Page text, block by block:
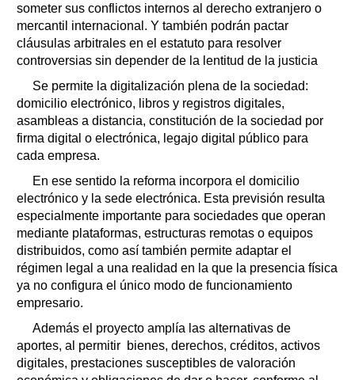
someter sus conflictos internos al derecho extranjero o
mercantil internacional. Y también podrán pactar
cláusulas arbitrales en el estatuto para resolver
controversias sin depender de la lentitud de la justicia
Se permite la digitalización plena de la sociedad:
domicilio electrónico, libros y registros digitales,
asambleas a distancia, constitución de la sociedad por
firma digital o electrónica, legajo digital público para
cada empresa.
En ese sentido la reforma incorpora el domicilio
electrónico y la sede electrónica. Esta previsión resulta
especialmente importante para sociedades que operan
mediante plataformas, estructuras remotas o equipos
distribuidos, como así también permite adaptar el
régimen legal a una realidad en la que la presencia física
ya no configura el único modo de funcionamiento
empresario.
Además el proyecto amplía las alternativas de
aportes, al permitir bienes, derechos, créditos, activos
digitales, prestaciones susceptibles de valoración